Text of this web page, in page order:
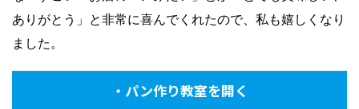
ありがとう」と非常に喜んでくれたので、私も嬉しくなり
ました。
・パン作り教室を開く